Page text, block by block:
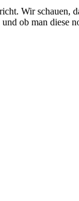
Wir schauen,
ob man diese